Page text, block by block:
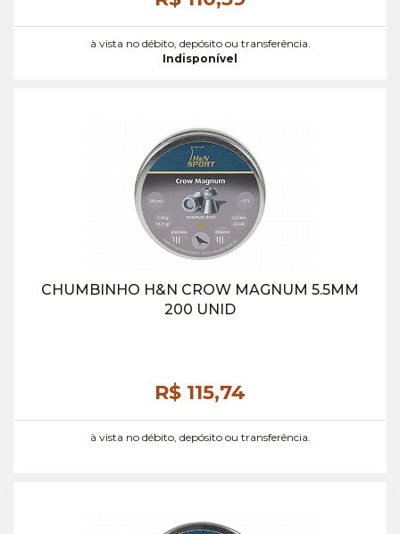
à vista no débito, depósito ou transferência.
Indisponível
CHUMBINHO H&N CROW MAGNUM 5.5MM
200 UNID
R$ 115,74
à vista no débito, depósito ou transferência.